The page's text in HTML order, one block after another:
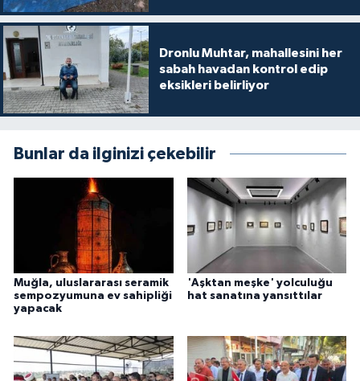
Dronlu Muhtar, mahallesini her
sabah havadan kontrol edip
eksikleri belirliyor
Bunlar da ilginizi çekebilir
Muğla, uluslararası seramik
sempozyumuna ev sahipliği
yapacak
'Aşktan meşke' yolculuğu
hat sanatına yansıttılar